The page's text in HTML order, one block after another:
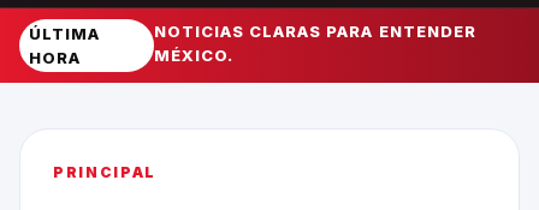
ÚLTIMA
HORA
NOTICIAS CLARAS PARA ENTENDER
MÉXICO.
PRINCIPAL